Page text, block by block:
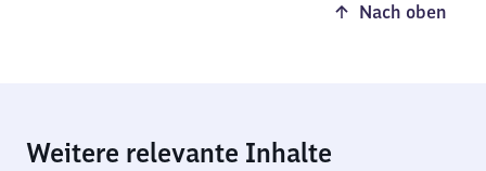
Nach oben
Weitere relevante Inhalte